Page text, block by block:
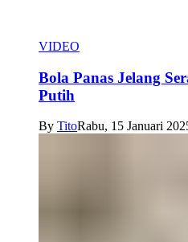
VIDEO
Bola Panas Jelang
Putih
By TitoRabu, 15 Januari